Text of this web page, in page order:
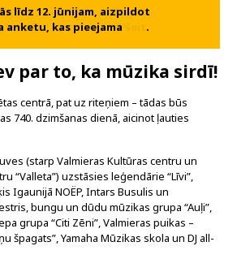
līdz 12. jūnijam, aizpildot
anketu, kas pieejama
.
par to, ka mūzika sirdī!
centrā, pat uz riteņiem – tādas būs
740. dzimšanas dienā, aicinot ļauties
(starp Valmieras Kultūras centru un
“Valleta”) uzstāsies leģendārie “Līvi”,
Igaunijā NOËP, Intars Busulis un
bungu un dūdu mūzikas grupa “Auļi”,
grupa “Citi Zēni”, Valmieras puikas –
špagats”, Yamaha Mūzikas skola un DJ all-